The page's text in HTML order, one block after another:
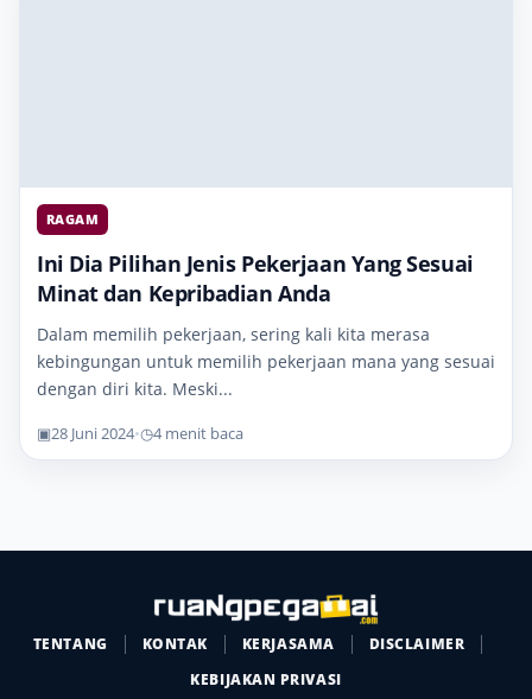
RAGAM
Ini Dia Pilihan Jenis Pekerjaan Yang Sesuai
Minat dan Kepribadian Anda
Dalam memilih pekerjaan, sering kali kita merasa
kebingungan untuk memilih pekerjaan mana yang sesuai
dengan diri kita. Meski...
▣28 Juni 2024•◷4 menit baca
TENTANG KONTAK KERJASAMA
DISCLAIMER
KEBIJAKAN PRIVASI